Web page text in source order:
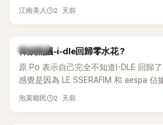
另一半的口臭、便便臭都要愛」這種說法
江南美人 2 天前
熱議討論
韓娛熱議-i-dle回歸零水花？
原 Po 表示自己完全不知道I-DLE 回歸
感覺是因為 LE SSERAFIM 和 aespa 佔
泡菜鄉民 2 天前